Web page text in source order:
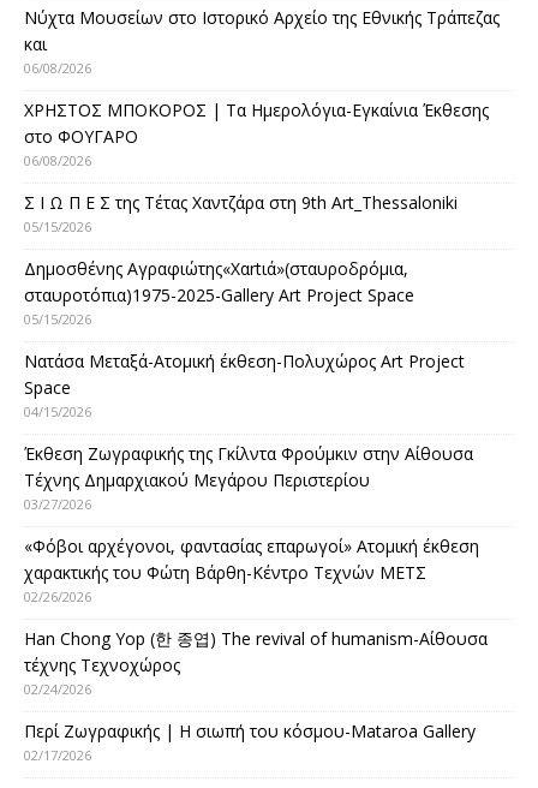
Νύχτα Μουσείων στο Ιστορικό Αρχείο της Εθνικής Τράπεζας
και
06/08/2026
ΧΡΗΣΤΟΣ ΜΠΟΚΟΡΟΣ | Τα Ημερολόγια-Εγκαίνια Έκθεσης
στο ΦΟΥΓΑΡΟ
06/08/2026
Σ Ι Ω Π Ε Σ της Τέτας Χαντζάρα στη 9th Art_Thessaloniki
05/15/2026
Δημοσθένης Αγραφιώτης«Xαrtιά»(σταυροδρόμια,
σταυροτόπια)1975-2025-Gallery Art Project Space
05/15/2026
Νατάσα Μεταξά-Ατομική έκθεση-Πολυχώρος Art Project
Space
04/15/2026
Έκθεση Ζωγραφικής της Γκίλντα Φρούμκιν στην Αίθουσα
Τέχνης Δημαρχιακού Μεγάρου Περιστερίου
03/27/2026
«Φόβοι αρχέγονοι, φαντασίας επαρωγοί» Ατομική έκθεση
χαρακτικής του Φώτη Βάρθη-Κέντρο Τεχνών ΜΕΤΣ
02/26/2026
Han Chong Yop (한 종엽) The revival of humanism-Αίθουσα
τέχνης Τεχνοχώρος
02/24/2026
Περί Ζωγραφικής | Η σιωπή του κόσμου-Mataroa Gallery
02/17/2026